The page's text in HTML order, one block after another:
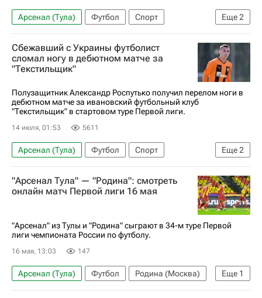
Еще2
Арсенал (Тула) Футбол
Спорт
Нефтехимик
Первая лига
Сбежавший с Украины футболист
сломал ногу в дебютном матче за
"Текстильщик"
Полузащитник Александр Роспутько получил перелом ноги в
дебютном матче за ивановский футбольный клуб
"Текстильщик" в стартовом туре Первой лиги.
14 июля, 01:53 5611
Еще2
Арсенал (Тула) Футбол
Спорт
Текстильщик (Иваново)
Шахтер
"Арсенал Тула" — "Родина": смотреть
онлайн матч Первой лиги 16 мая
"Арсенал" из Тулы и "Родина" сыграют в 34-м туре Первой
лиги чемпионата России по футболу.
16 мая, 13:03 147
Еще 1
Арсенал (Тула) Футбол
Родина (Москва)
Кинопоиск